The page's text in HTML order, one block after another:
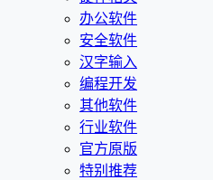
办公软件
安全软件
汉字输入
编程开发
其他软件
行业软件
官方原版
特别推荐